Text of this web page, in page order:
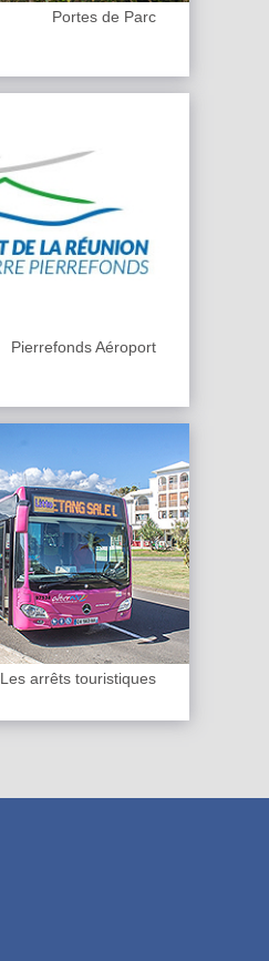
Portes de Parc
Pierrefonds Aéroport
Les arrêts touristiques